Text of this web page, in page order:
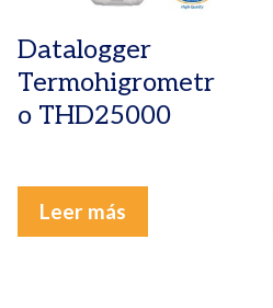
Datalogger
Termohigrometr
o THD25000
Leer más